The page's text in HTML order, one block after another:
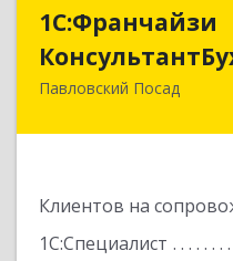
1С:Франчайзи
Павловский Посад
Клиентов на
1С:Специалист
142500,